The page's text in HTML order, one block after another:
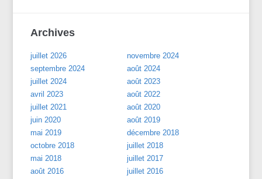
Archives
juillet 2026
novembre 2024
septembre 2024
août 2024
juillet 2024
août 2023
avril 2023
août 2022
juillet 2021
août 2020
juin 2020
août 2019
mai 2019
décembre 2018
octobre 2018
juillet 2018
mai 2018
juillet 2017
août 2016
juillet 2016